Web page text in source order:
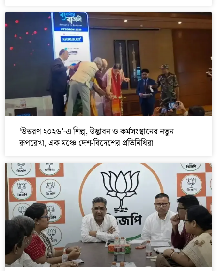
‘উত্তরণ ২০২৬’-এ শিল্প, উদ্ভাবন ও কর্মসংস্থানের নতুন
রূপরেখা, এক মঞ্চে দেশ-বিদেশের প্রতিনিধিরা